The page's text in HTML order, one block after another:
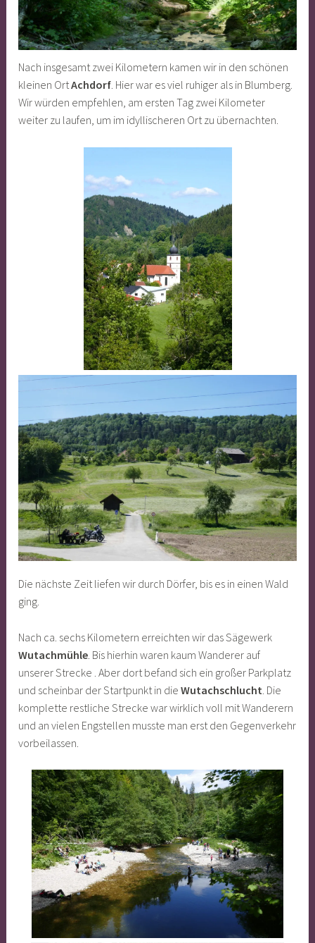
Nach insgesamt zwei Kilometern kamen wir in den schönen
kleinen OrtAchdorf. Hier war es viel ruhiger als in Blumberg.
Wir würden empfehlen, am ersten Tag zwei Kilometer
weiter zu laufen, um im idyllischeren Ort zu übernachten.
Die nächste Zeit liefen wir durch Dörfer, bis es in einen Wald
ging.
Nach ca. sechs Kilometern erreichten wir das Sägewerk
Wutachmühle . Bis hierhin waren kaum Wanderer auf
unserer Strecke . Aber dort befand sich ein großer Parkplatz
und scheinbar der Startpunkt in dieWutachschlucht . Die
komplette restliche Strecke war wirklich voll mit Wanderern
und an vielen Engstellen musste man erst den Gegenverkehr
vorbeilassen.